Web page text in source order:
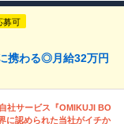
募可
携わる◎月給32万円
社サービス『OMIKUJI BO
に認められた当社がイチか